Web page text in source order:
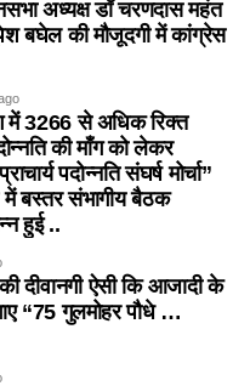
अध्यक्ष डॉ चरणदास महंत
बघेल की मौजूदगी में कांग्रेस
में 3266 से अधिक रिक्त
की माँग को लेकर
पदोन्नति संघर्ष मोर्चा”
में बस्तर संभागीय बैठक
हुई ..
दीवानगी ऐसी कि आजादी के
“75 गुलमोहर पौधे …